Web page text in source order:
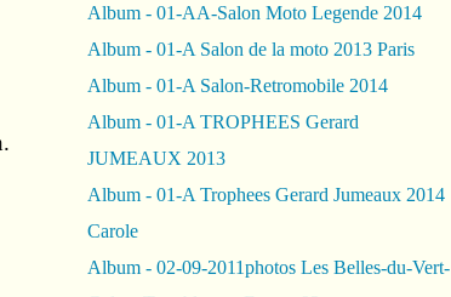
Album - 01-AA-Salon Moto Legende 2014
Album - 01-A Salon de la moto 2013 Paris
Album - 01-A Salon-Retromobile 2014
Album - 01-A TROPHEES Gerard
JUMEAUX 2013
Album - 01-A Trophees Gerard Jumeaux 2014
Carole
Album - 02-09-2011photos Les Belles-du-Vert-